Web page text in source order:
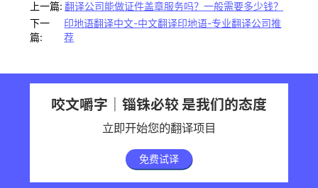
上一篇: 翻译公司能做证件盖章服务吗？一般需要多少钱？
下一
篇:
印地语翻译中文-中文翻译印地语-专业翻译公司推
荐
咬文嚼字｜锱铢必较 是我们的态度
立即开始您的翻译项目
免费试译